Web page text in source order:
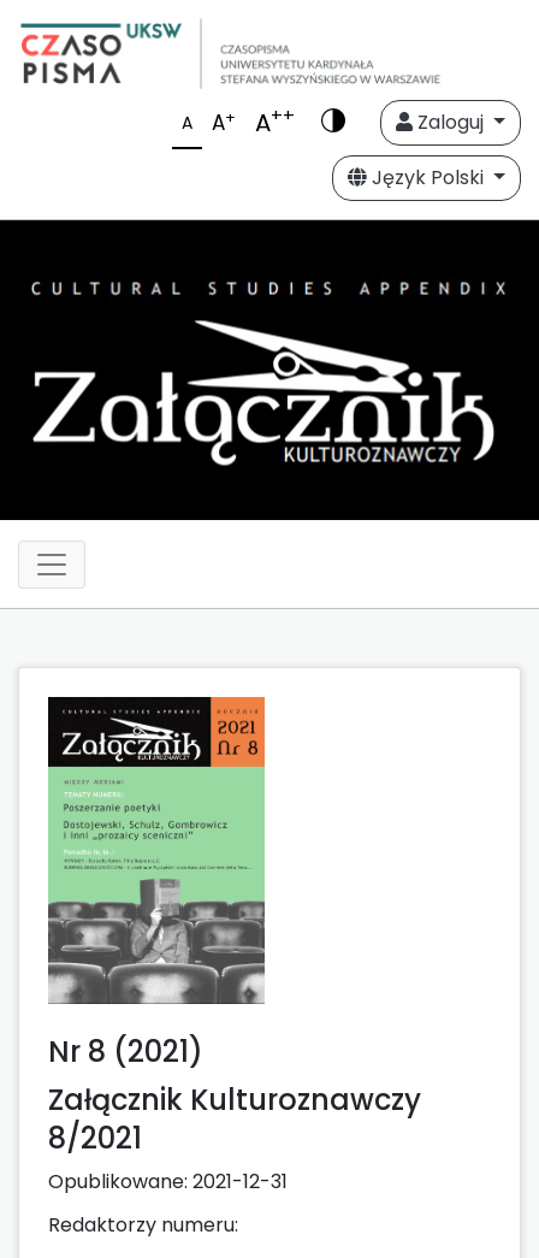
A A+ A++
Zaloguj
Język Polski
Nr 8 (2021)
Załącznik Kulturoznawczy
8/2021
Opublikowane: 2021-12-31
Redaktorzy numeru: